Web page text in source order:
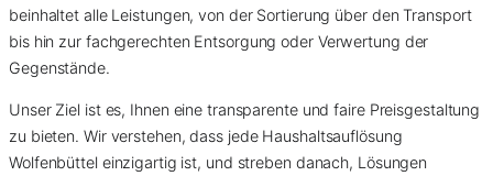
beinhaltet alle Leistungen, von der Sortierung über den Transport
bis hin zur fachgerechten Entsorgung oder Verwertung der
Gegenstände.
Unser Ziel ist es, Ihnen eine transparente und faire Preisgestaltung
zu bieten. Wir verstehen, dass jede Haushaltsauflösung
Wolfenbüttel einzigartig ist, und streben danach, Lösungen